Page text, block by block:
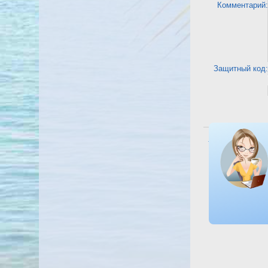
Комментарий:
Защитный код:
Посмотреть